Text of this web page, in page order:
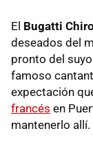
El Bugatti
deseados del
pronto del
famoso
expectación
francés en
mantenerlo allí.